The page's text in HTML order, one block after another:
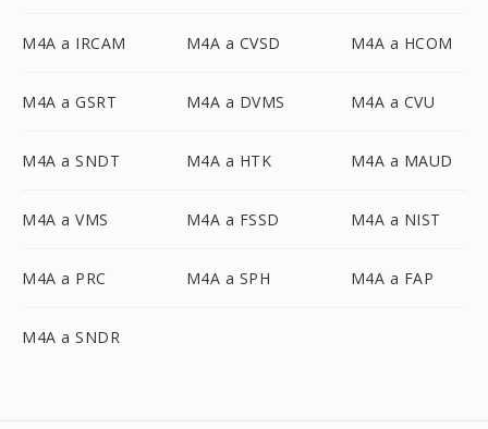
M4A a IRCAM M4A a CVSD M4A a HCOM
M4A a GSRT M4A a DVMS M4A a CVU
M4A a SNDT M4A a HTK M4A a MAUD
M4A a VMS M4A a FSSD M4A a NIST
M4A a PRC M4A a SPH M4A a FAP
M4A a SNDR